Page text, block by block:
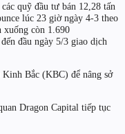
quỹ đầu tư bán 12,28 tấn
lúc 23 giờ ngày 4-3 theo
xuống còn 1.690
đầu ngày 5/3 giao dịch
Bắc (KBC) để nâng sở
Dragon Capital tiếp tục